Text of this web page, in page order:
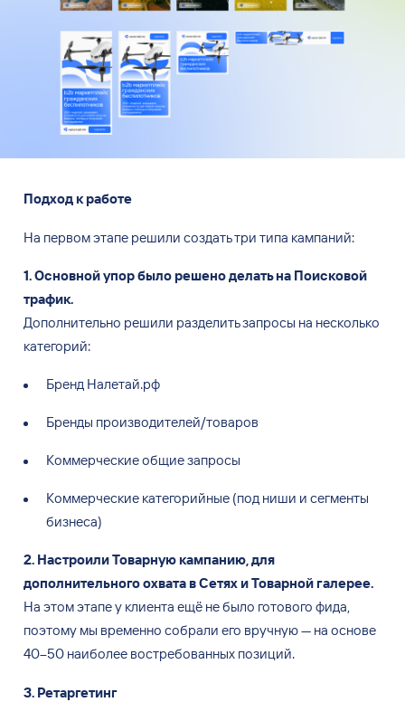
Подход к работе
На первом этапе решили создать три типа кампаний:
1. Основной упор было решено делать на Поисковой
трафик.
Дополнительно решили разделить запросы на несколько
категорий:
Бренд Налетай.рф
Бренды производителей/товаров
Коммерческие общие запросы
Коммерческие категорийные (под ниши и сегменты
бизнеса)
2. Настроили Товарную кампанию, для
дополнительного охвата вСетях иТоварной галерее.
На этом этапе у клиента ещё небыло готового фида,
поэтому мы временно собрали его вручную—на основе
40–50 наиболее востребованных позиций.
3. Ретаргетинг